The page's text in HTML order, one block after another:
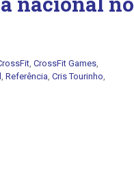
, CrossFit Games,
, Referência, Cris Tourinho,